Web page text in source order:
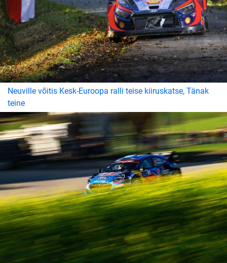
Neuville võitis Kesk-Euroopa ralli teise kiiruskatse, Tänak
teine